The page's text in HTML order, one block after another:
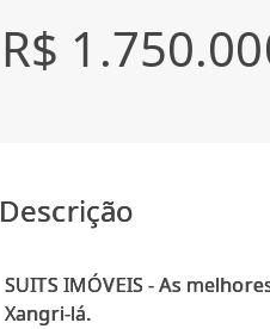
R$
Descrição
SUITS IMÓVEIS - As
Xangri-lá.